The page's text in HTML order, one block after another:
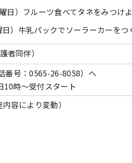
日）フルーツ食べてタネをみつけ
）牛乳パックでソーラーカーをつ
者同伴）
番号：0565-26-8058）へ
10時～受付スタート
容により変動）